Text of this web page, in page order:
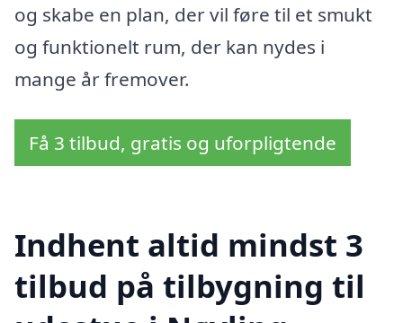
og skabe en plan, der vil føre til et smukt
og funktionelt rum, der kan nydes i
mange år fremover.
Få 3 tilbud, gratis og uforpligtende
Indhent altid mindst 3
tilbud på tilbygning til